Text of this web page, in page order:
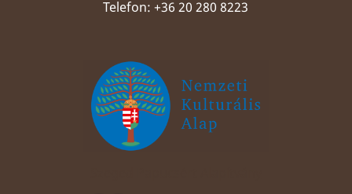
Telefon: +36 20 280 8223